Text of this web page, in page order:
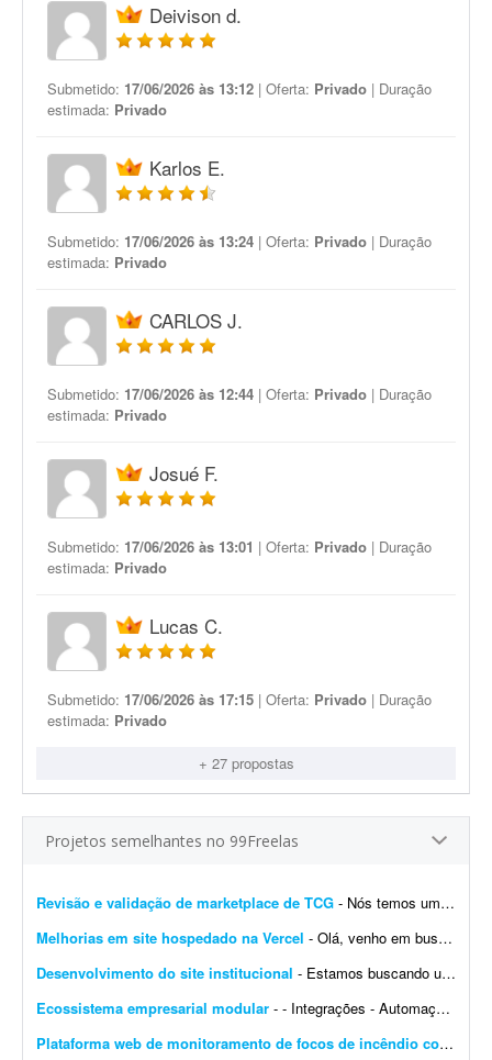
Deivison d.
Submetido: 17/06/2026 às 13:12 | Oferta: Privado | Duração
estimada: Privado
Karlos E.
Submetido: 17/06/2026 às 13:24 | Oferta: Privado | Duração
estimada: Privado
CARLOS J.
Submetido: 17/06/2026 às 12:44 | Oferta: Privado | Duração
estimada: Privado
Josué F.
Submetido: 17/06/2026 às 13:01 | Oferta: Privado | Duração
estimada: Privado
Lucas C.
Submetido: 17/06/2026 às 17:15 | Oferta: Privado | Duração
estimada: Privado
+ 27 propostas
Projetos semelhantes no 99Freelas
Revisão e validação de marketplace de TCG - Nós temos um site de marketplace de TCG (trading card game) chamado Capital Collectibles e gostaria de um programador front-end e back-end para nos ajudar a revisar a estrutura e validar a p...
Melhorias em site hospedado na Vercel - Olá, venho em busca de um profissional que entenda de Vercel. Gostaria de fazer alterações e melhorias no meu site. Já tenho muitas páginas que consigo editar, m...
Desenvolvimento do site institucional - Estamos buscando um web designer/desenvolvedor para criar o novo site institucional da BonaFruta Sorvetes. Nossa principal referência de experiência, qualidade visual, navegaç&a...
Ecossistema empresarial modular - - Integrações - Automações - Configuração de servidor - Criação de ferramentas Exemplo de trabalho: Configuração de VPS, scrap...
Plataforma web de monitoramento de focos de incêndio com mapa interativo